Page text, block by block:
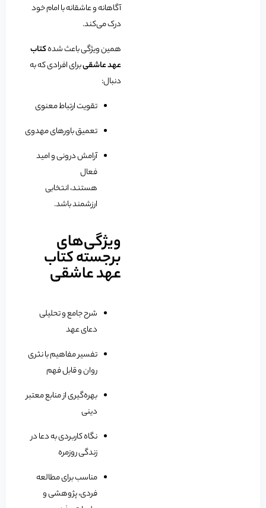
آگاهانه و عاشقانه با امام خود
درک می‌کند.
همین ویژگی باعث شدهکتاب
عهد عاشقیبرای افرادی که به
دنبال:
تقویت ارتباط معنوی
تعمیق باورهای مهدوی
آرامش درونی و امید
فعال
هستند، انتخابی
ارزشمند باشد.
ویژگی‌های
برجسته کتاب
عهد عاشقی
شرح جامع و تحلیلی
دعای عهد
تفسیر مفاهیم با نثری
روان و قابل فهم
بهره‌گیری از منابع معتبر
دینی
نگاه کاربردی به دعا در
زندگی روزمره
مناسب برای مطالعه
فردی، پژوهشی و